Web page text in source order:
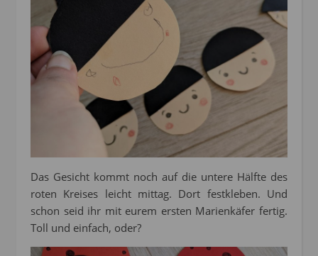
Das Gesicht kommt noch auf die untere Hälfte des
roten Kreises leicht mittag. Dort festkleben. Und
schon seid ihr mit eurem ersten Marienkäfer fertig.
Toll und einfach, oder?